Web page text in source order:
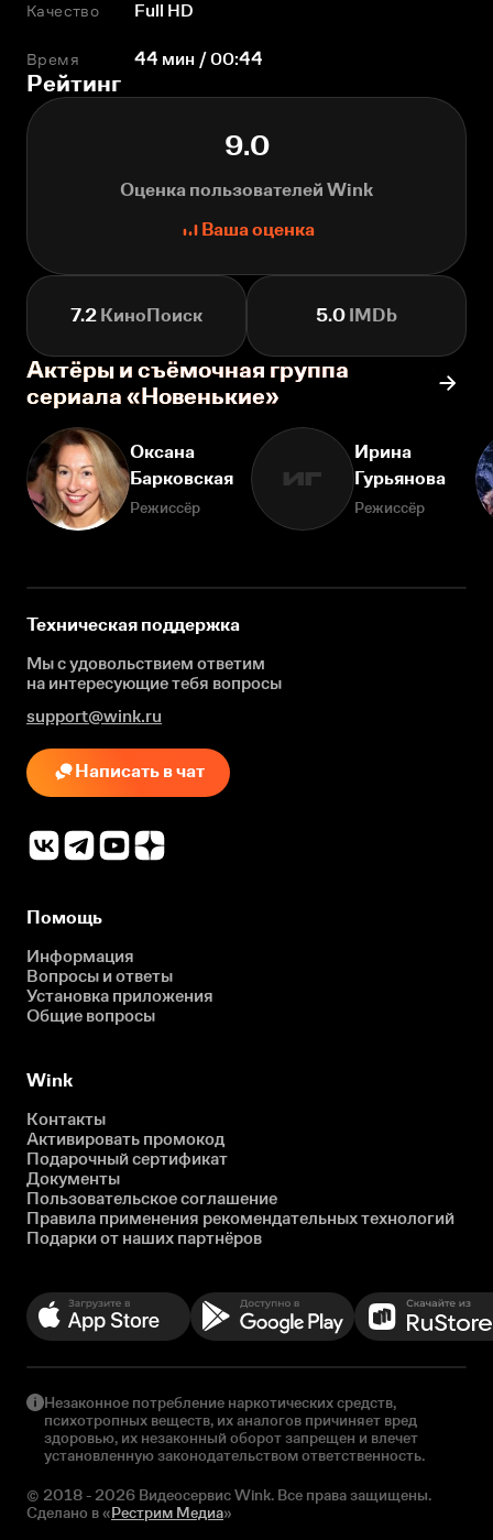
Качество Full HD
Время 44 мин / 00:44
Рейтинг
9.0
Оценка пользователей Wink
Ваша оценка
7.2 КиноПоиск 5.0 IMDb
Актёры и съёмочная группа
сериала «Новенькие»
Оксана
Барковская
Режиссёр
ИГ
Ирина
Гурьянова
Режиссёр
Техническая поддержка
Мы с удовольствием ответим
на интересующиетебя вопросы
support@wink.ru
Написать в чат
Помощь
Информация
Вопросы и ответы
Установка приложения
Общие вопросы
Wink
Контакты
Активировать промокод
Подарочный сертификат
Документы
Пользовательское соглашение
Правила применения рекомендательных технологий
Подарки от наших партнёров
Незаконное потребление наркотических средств,
психотропных веществ, их аналогов причиняет вред
здоровью, их незаконный оборот запрещен и влечет
установленную законодательством ответственность.
© 2018 - 2026 Видеосервис Wink. Все права защищены.
Сделано в «Рестрим Медиа»